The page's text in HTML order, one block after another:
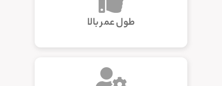
طول عمر بالا